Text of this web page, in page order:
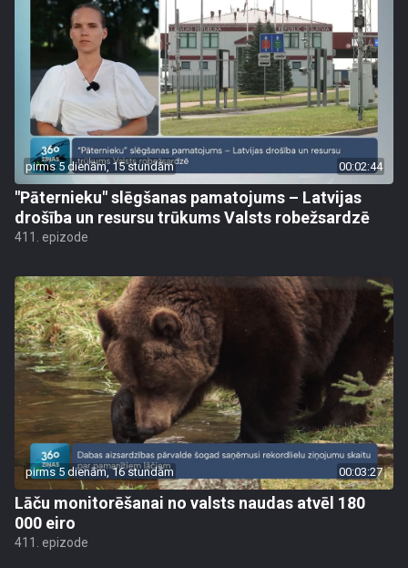
pirms 5 dienām, 15 stundām 00:02:44
"Pāternieku" slēgšanas pamatojums – Latvijas
drošība un resursu trūkums Valsts robežsardzē
411. epizode
pirms 5 dienām, 16 stundām 00:03:27
Lāču monitorēšanai no valsts naudas atvēl 180
000 eiro
411. epizode